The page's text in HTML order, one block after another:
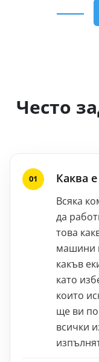
Често
Каква
Всяка
да
това
машини
какъв
като
които
ще ви
всички